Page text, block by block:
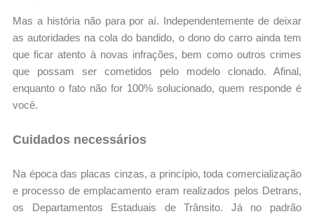
Mas a história não para por aí. Independentemente de deixar
as autoridades na cola do bandido, o dono do carro ainda tem
que ficar atento à novas infrações, bem como outros crimes
que possam ser cometidos pelo modelo clonado. Afinal,
enquanto o fato não for 100% solucionado, quem responde é
você.
Cuidados necessários
Na época das placas cinzas, a princípio, toda comercialização
e processo de emplacamento eram realizados pelos Detrans,
os Departamentos Estaduais de Trânsito. Já no padrão